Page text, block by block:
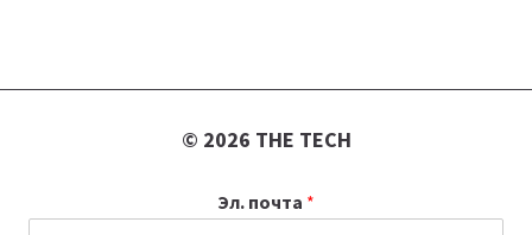
© 2026 THE TECH
Эл. почта *